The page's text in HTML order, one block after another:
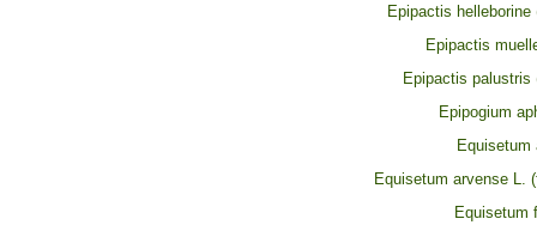
Epipactis helleborine
Epipactis
Epipactis palustris
Epipogium
Equisetum
Equisetum arvense L.
Equisetum